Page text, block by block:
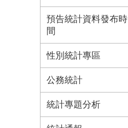
預告統計資料發布時
間
性別統計專區
公務統計
統計專題分析